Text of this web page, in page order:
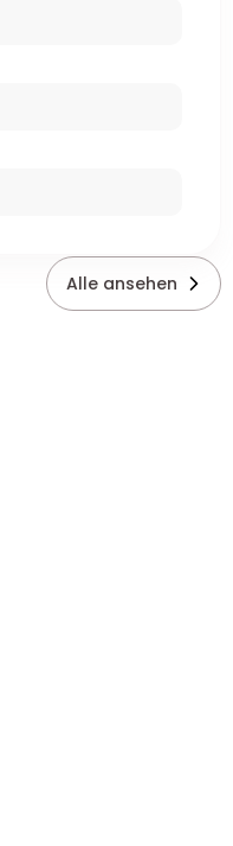
Alle ansehen